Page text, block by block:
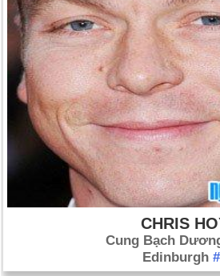
CHRIS
Cung Bạch
Edinburgh